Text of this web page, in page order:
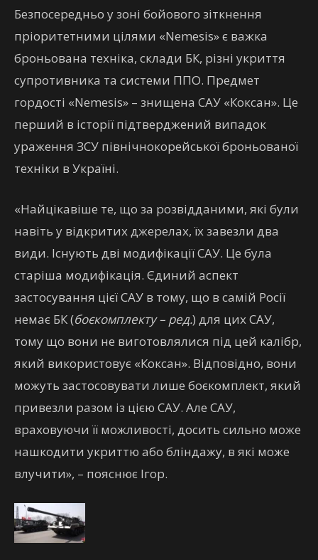
Безпосередньо у зоні бойового зіткнення
пріоритетними цілями «Nemesis» є важка
броньована техніка, склади БК, різні укриття
супротивника та системи ППО. Предмет
гордості «Nemesis» – знищена САУ «Коксан». Це
перший в історії підтверджений випадок
ураження ЗСУ північнокорейської броньованої
техніки в Україні.
«Найцікавіше те, що за розвідданими, які були
навіть у відкритих джерелах, їх завезли два
види. Існують дві модифікації САУ. Це була
старіша модифікація. Єдиний аспект
застосування цієї САУ в тому, що в самій Росії
немає БК (боєкомплекту – ред.) для цих САУ,
тому що вони не виготовлялися під цей калібр,
який використовує «Коксан». Відповідно, вони
можуть застосовувати лише боєкомплект, який
привезли разом із цією САУ. Але САУ,
враховуючи її можливості, досить сильно може
нашкодити укриттю або бліндажу, в які може
влучити», – пояснює Ігор.